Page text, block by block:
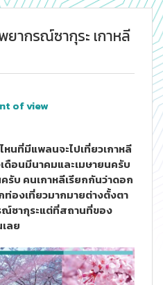
ยากรณ์ซากุระ เกาหลี
of view
นที่มีแพลนจะไปเที่ยวเกาหลี
ดือนมีนาคมและเมษายนครับ
รับ คนเกาหลีเรียกกันว่าดอก
องเที่ยวมากมายต่างตั้งตา
ซากุระแต่ที่สถานที่ของ
ลย